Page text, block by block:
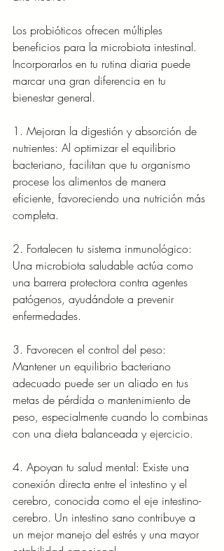
Los probióticos ofrecen múltiples
beneficios para la microbiota intestinal.
Incorporarlos en tu rutina diaria puede
marcar una gran diferencia en tu
bienestar general.
1. Mejoran la digestión y absorción de
nutrientes: Al optimizar el equilibrio
bacteriano, facilitan que tu organismo
procese los alimentos de manera
eficiente, favoreciendo una nutrición más
completa.
2. Fortalecen tu sistema inmunológico:
Una microbiota saludable actúa como
una barrera protectora contra agentes
patógenos, ayudándote a prevenir
enfermedades.
3. Favorecen el control del peso:
Mantener un equilibrio bacteriano
adecuado puede ser un aliado en tus
metas de pérdida o mantenimiento de
peso, especialmente cuando lo combinas
con una dieta balanceada y ejercicio.
4. Apoyan tu salud mental: Existe una
conexión directa entre el intestino y el
cerebro, conocida como el eje intestino-
cerebro. Un intestino sano contribuye a
un mejor manejo del estrés y una mayor